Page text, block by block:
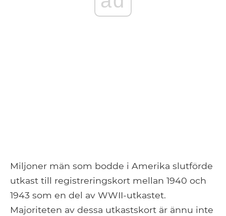
Miljoner män som bodde i Amerika slutförde
utkast till registreringskort mellan 1940 och
1943 som en del av WWII-utkastet.
Majoriteten av dessa utkastskort är ännu inte